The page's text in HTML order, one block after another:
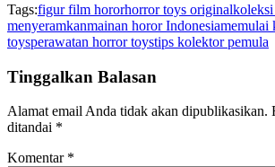
Tags:figur film hororhorror toys originalkoleksi
menyeramkanmainan horor Indonesiamemulai
toysperawatan horror toystips kolektor pemula
Tinggalkan Balasan
Alamat email Anda tidak akan dipublikasikan.
ditandai *
Komentar *